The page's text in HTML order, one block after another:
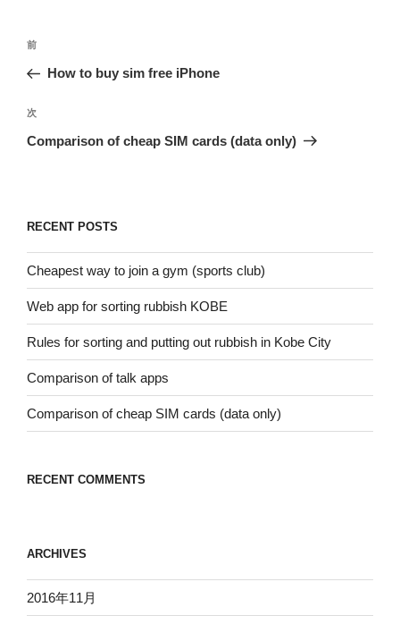
投
ビ
ゲ
ン
過
去
投
稿
前
How to buy sim free iPhone
次
の
次
Comparison of cheap SIM cards (data only)
RECENT POSTS
Cheapest way to join a gym (sports club)
Web app for sorting rubbish KOBE
Rules for sorting and putting out rubbish in Kobe City
Comparison of talk apps
Comparison of cheap SIM cards (data only)
RECENT COMMENTS
ARCHIVES
2016年11月